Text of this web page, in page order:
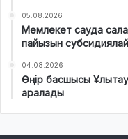
05.08.2026
Мемлекет сауда
пайызын
04.08.2026
Өңір басшысы
аралады